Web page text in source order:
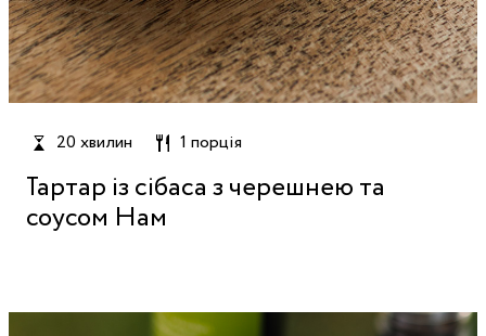
20 хвилин 1 порція
Тартар із сібаса з черешнею та
соусом Нам